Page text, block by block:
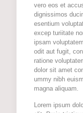
vero eos et
dignissimos
esentium
excep turiitate
ipsam
odit aut fugit,
ratione
dolor sit amet
ummy nibh
magna aliquam.
Lorem ipsum